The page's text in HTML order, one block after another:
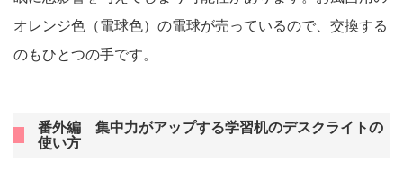
オレンジ色（電球色）の電球が売っているので、交換する
のもひとつの手です。
番外編 集中力がアップする学習机のデスクライトの
使い方